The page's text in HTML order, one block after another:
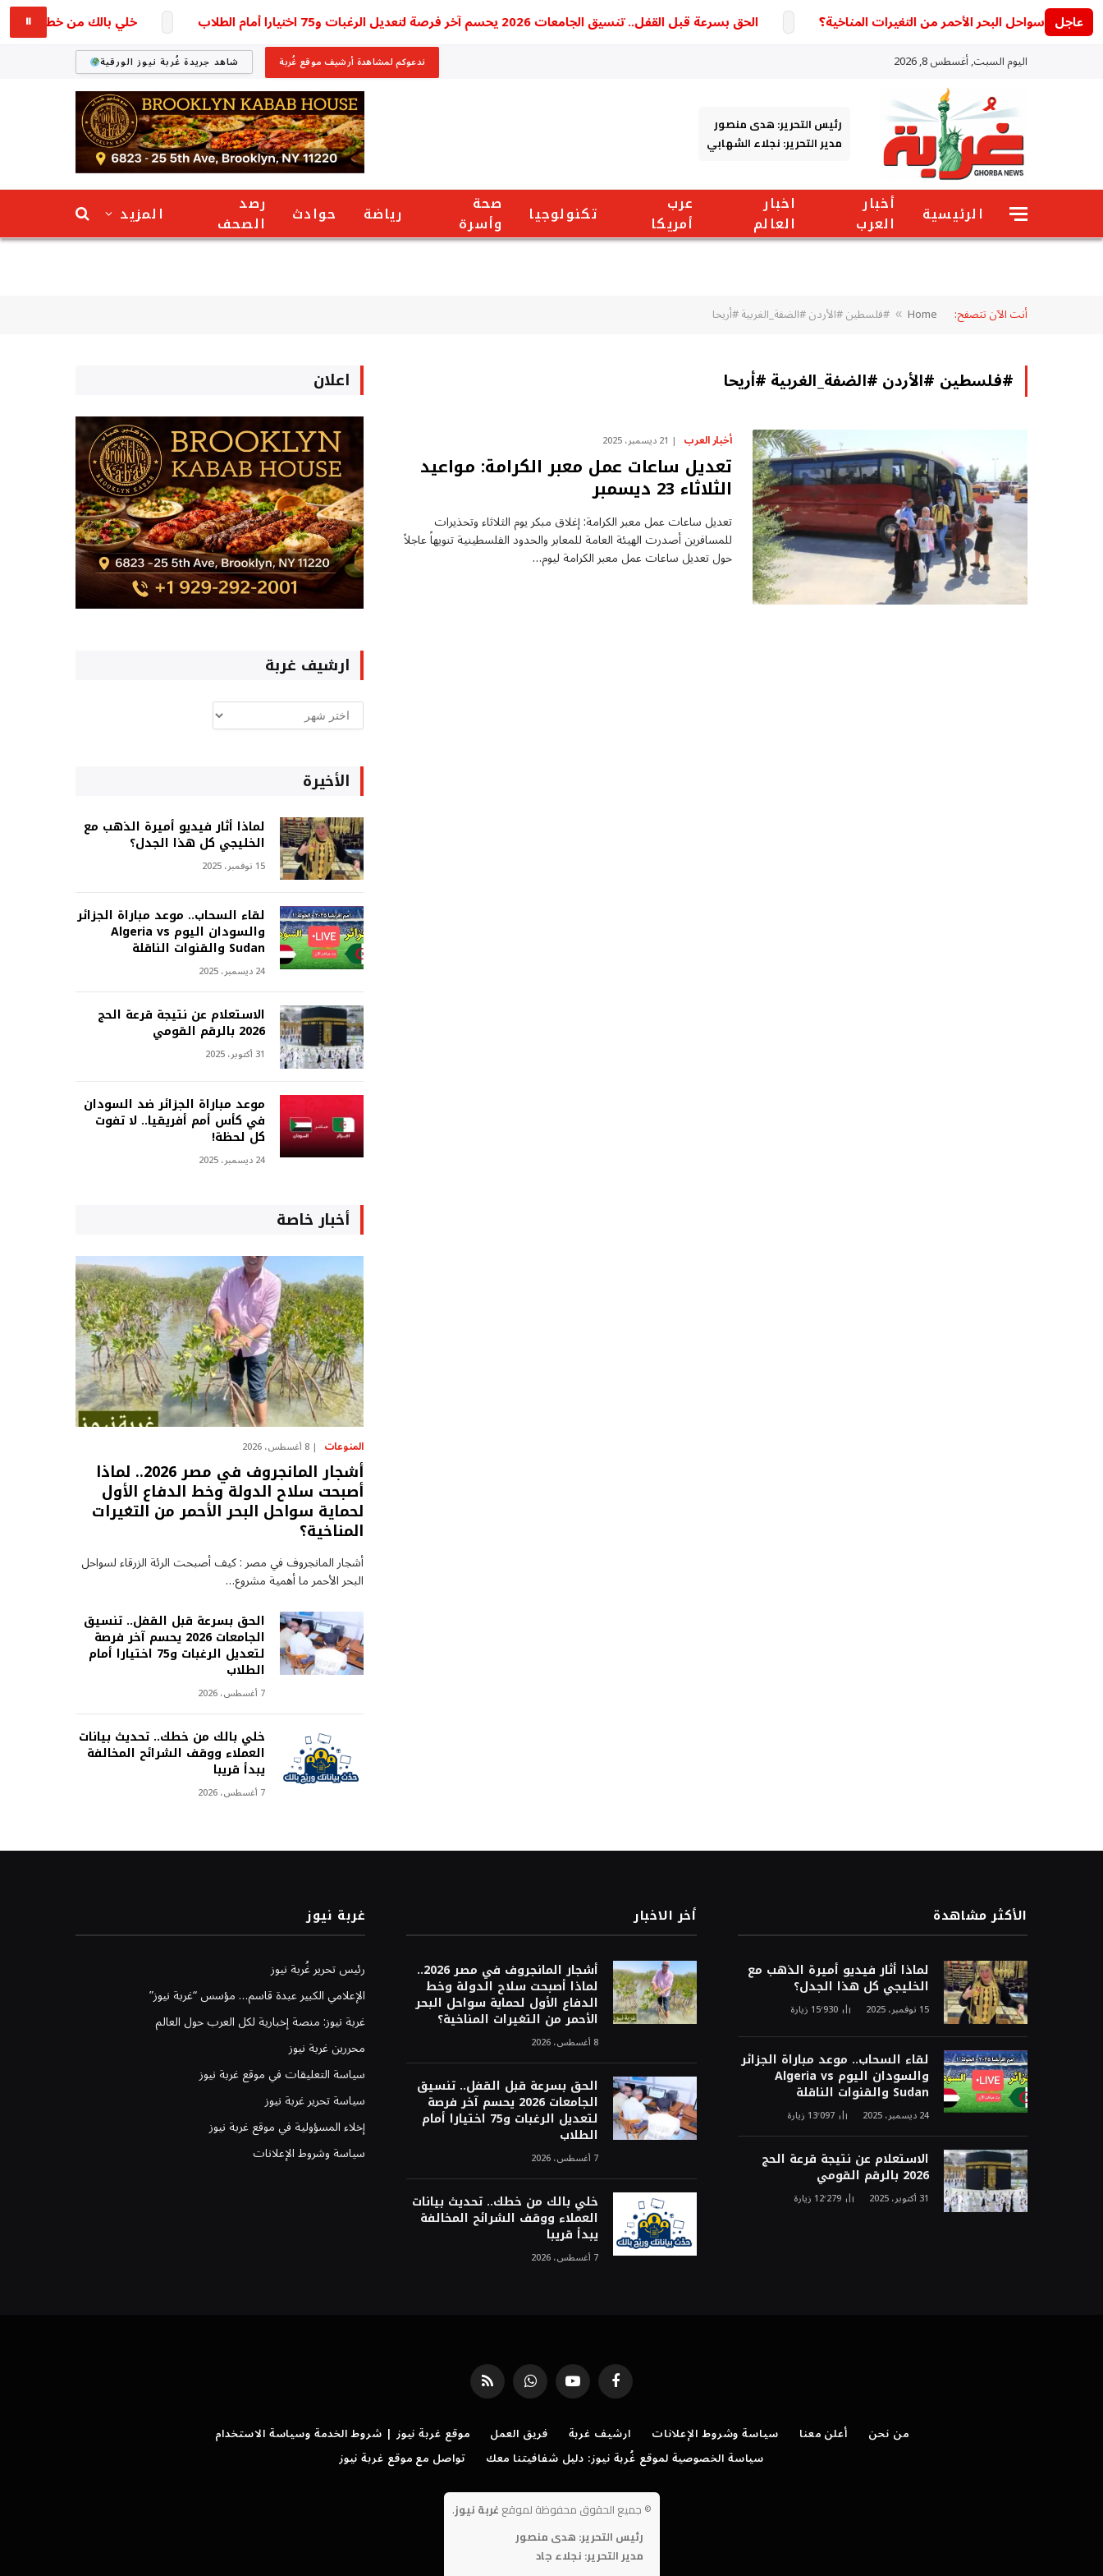
عاجل الحق بسرعة قبل القفل.. تنسيق الجامعات 2026 يحسم آخر فرصة لتعديل الرغبات و75 اختيارا أمام الطلاب خلي بالك من خطك.. تحديث
⏸
اليوم السبت, أغسطس 8, 2026 ندعوكم لمشاهدة أرشيف موقع غُربة شاهد جريدة غُربة نيوز الورقية
رئيس التحرير: هدى منصور
مدير التحرير: نجلاء الشهابي
الرئيسية
أخبار
العرب
اخبار
العالم
عرب
أمريكا
تكنولوجيا
صحة
وأسرة
رياضة حوادث
رصد
الصحف
المزيد
أنت الآن تتصفح: Home
» #فلسطين #الأردن #الضفة_الغربية #أريحا
#فلسطين #الأردن #الضفة_الغربية #أريحا
أخبار العرب 21 ديسمبر، 2025
تعديل ساعات عمل معبر الكرامة: مواعيد
الثلاثاء 23 ديسمبر
تعديل ساعات عمل معبر الكرامة: إغلاق مبكر يوم الثلاثاء وتحذيرات
للمسافرين أصدرت الهيئة العامة للمعابر والحدود الفلسطينية تنويهاً عاجلاً
حول تعديل ساعات عمل معبر الكرامة ليوم…
اعلان
ارشيف غربة
ارشيف
غربة
الأخيرة
لماذا أثار فيديو أميرة الذهب مع
الخليجي كل هذا الجدل؟
15 نوفمبر، 2025
لقاء السحاب.. موعد مباراة الجزائر
والسودان اليوم Algeria vs
Sudan والقنوات الناقلة
24 ديسمبر، 2025
الاستعلام عن نتيجة قرعة الحج
2026 بالرقم القومي
31 أكتوبر، 2025
موعد مباراة الجزائر ضد السودان
في كأس أمم أفريقيا.. لا تفوت
كل لحظة!
24 ديسمبر، 2025
أخبار خاصة
المنوعات 8 أغسطس، 2026
أشجار المانجروف في مصر 2026.. لماذا
أصبحت سلاح الدولة وخط الدفاع الأول
لحماية سواحل البحر الأحمر من التغيرات
المناخية؟
أشجار المانجروف في مصر : كيف أصبحت الرئة الزرقاء لسواحل
البحر الأحمر ما أهمية مشروع…
الحق بسرعة قبل القفل.. تنسيق
الجامعات 2026 يحسم آخر فرصة
لتعديل الرغبات و75 اختيارا أمام
الطلاب
7 أغسطس، 2026
خلي بالك من خطك.. تحديث بيانات
العملاء ووقف الشرائح المخالفة
يبدأ قريبا
7 أغسطس، 2026
الأكثر مشاهدة
لماذا أثار فيديو أميرة الذهب مع
الخليجي كل هذا الجدل؟
15 نوفمبر، 2025 15٬930 زيارة
لقاء السحاب.. موعد مباراة الجزائر
والسودان اليوم Algeria vs
Sudan والقنوات الناقلة
24 ديسمبر، 2025 13٬097 زيارة
الاستعلام عن نتيجة قرعة الحج
2026 بالرقم القومي
31 أكتوبر، 2025 12٬279 زيارة
أخر الاخبار
أشجار المانجروف في مصر 2026..
لماذا أصبحت سلاح الدولة وخط
الدفاع الأول لحماية سواحل البحر
الأحمر من التغيرات المناخية؟
8 أغسطس، 2026
الحق بسرعة قبل القفل.. تنسيق
الجامعات 2026 يحسم آخر فرصة
لتعديل الرغبات و75 اختيارا أمام
الطلاب
7 أغسطس، 2026
خلي بالك من خطك.. تحديث بيانات
العملاء ووقف الشرائح المخالفة
يبدأ قريبا
7 أغسطس، 2026
غربة نيوز
رئيس تحرير غُربة نيوز
الإعلامي الكبير عبدة قاسم… مؤسس “غربة نيوز”
غربة نيوز: منصة إخبارية لكل العرب حول العالم
محررين غربة نيوز
سياسة التعليقات في موقع غربة نيوز
سياسة تحرير غربة نيوز
إخلاء المسؤولية في موقع غربة نيوز
سياسة وشروط الإعلانات
فيسبوك يوتيوب واتساب RSS
من نحن أعلن معنا سياسة وشروط الإعلانات ارشيف غربة فريق العمل
موقع غربة نيوز | شروط الخدمة وسياسة الاستخدام
سياسة الخصوصية لموقع غُربة نيوز: دليل شفافيتنا معك
تواصل مع موقع غربة نيوز
© جميع الحقوق محفوظة لموقع غربة نيوز.
رئيس التحرير: هدى منصور
مدير التحرير: نجلاء جاد